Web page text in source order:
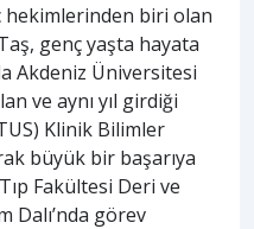
hekimlerinden biri olan
genç yaşta hayata
Akdeniz Üniversitesi
ve aynı yıl girdiği
Klinik Bilimler
büyük bir başarıya
Fakültesi Deri ve
Dalı’nda görev